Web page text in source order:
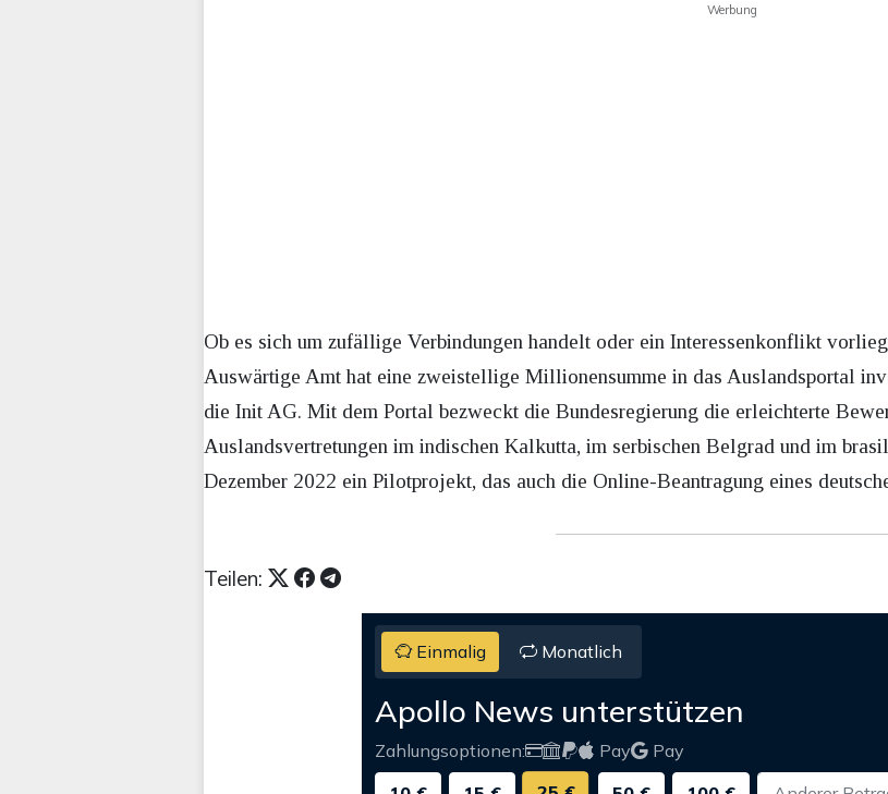
Werbung
Ob es sich um zufällige Verbindungen handelt oder ein Interessenkonflikt
Auswärtige Amt hat eine zweistellige Millionensumme in das Auslandsportal
die Init AG. Mit dem Portal bezweckt die Bundesregierung die erleichterte
Auslandsvertretungen im indischen Kalkutta, im serbischen Belgrad und im
Dezember 2022 ein Pilotprojekt, das auch die Online-Beantragung eines
Teilen:
Einmalig Monatlich
Apollo News unterstützen
Zahlungsoptionen: Pay
Pay